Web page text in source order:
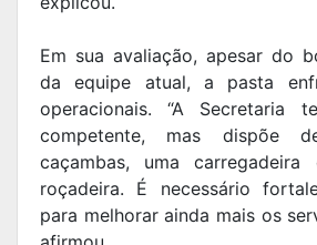
Em sua avaliação, apesar do
da equipe atual, a pasta
operacionais. “A Secretaria
competente, mas dispõe
caçambas, uma
roçadeira. É necessário
para melhorar ainda mais os